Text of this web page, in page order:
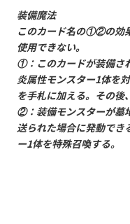
装備魔法
このカード名の①②の効
使用できない。
①：このカードが装備さ
炎属性モンスター1体を
を手札に加える。その後
②：装備モンスターが墓
送られた場合に発動でき
ー1体を特殊召喚する。